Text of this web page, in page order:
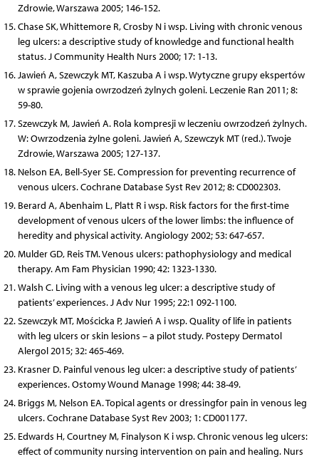
Zdrowie, Warszawa 2005; 146-152.
Chase SK, Whittemore R, Crosby N i wsp. Living with chronic venous
leg ulcers: a descriptive study of knowledge and functional health
status. J Community Health Nurs 2000; 17: 1-13.
Jawień A, Szewczyk MT, Kaszuba A i wsp. Wytyczne grupy ekspertów
w sprawie gojenia owrzodzeń żylnych goleni. Leczenie Ran 2011; 8:
59-80.
Szewczyk M, Jawień A. Rola kompresji w leczeniu owrzodzeń żylnych.
W: Owrzodzenia żylne goleni. Jawień A, Szewczyk MT (red.). Twoje
Zdrowie, Warszawa 2005; 127-137.
Nelson EA, Bell-Syer SE. Compression for preventing recurrence of
venous ulcers. Cochrane Database Syst Rev 2012; 8: CD002303.
Berard A, Abenhaim L, Platt R i wsp. Risk factors for the first-time
development of venous ulcers of the lower limbs: the influence of
heredity and physical activity. Angiology 2002; 53: 647-657.
Mulder GD, Reis TM. Venous ulcers: pathophysiology and medical
therapy. Am Fam Physician 1990; 42: 1323-1330.
Walsh C. Living with a venous leg ulcer: a descriptive study of
patients’ experiences. J Adv Nur 1995; 22:1 092-1100.
Szewczyk MT, Mościcka P, Jawień A i wsp. Quality of life in patients
with leg ulcers or skin lesions – a pilot study. Postepy Dermatol
Alergol 2015; 32: 465-469.
Krasner D. Painful venous leg ulcer: a descriptive study of patients’
experiences. Ostomy Wound Manage 1998; 44: 38-49.
Briggs M, Nelson EA. Topical agents or dressingfor pain in venous leg
ulcers. Cochrane Database Syst Rev 2003; 1: CD001177.
Edwards H, Courtney M, Finalyson K i wsp. Chronic venous leg ulcers:
effect of community nursing intervention on pain and healing. Nurs